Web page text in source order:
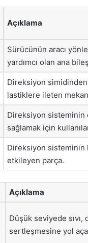
Açıklama
Sürücünün aracı
yardımcı olan ana
Direksiyon
lastiklere ileten
Direksiyon sisteminin
sağlamak için
Direksiyon sisteminin
etkileyen parça.
Açıklama
Düşük seviyede sıvı,
sertleşmesine yol